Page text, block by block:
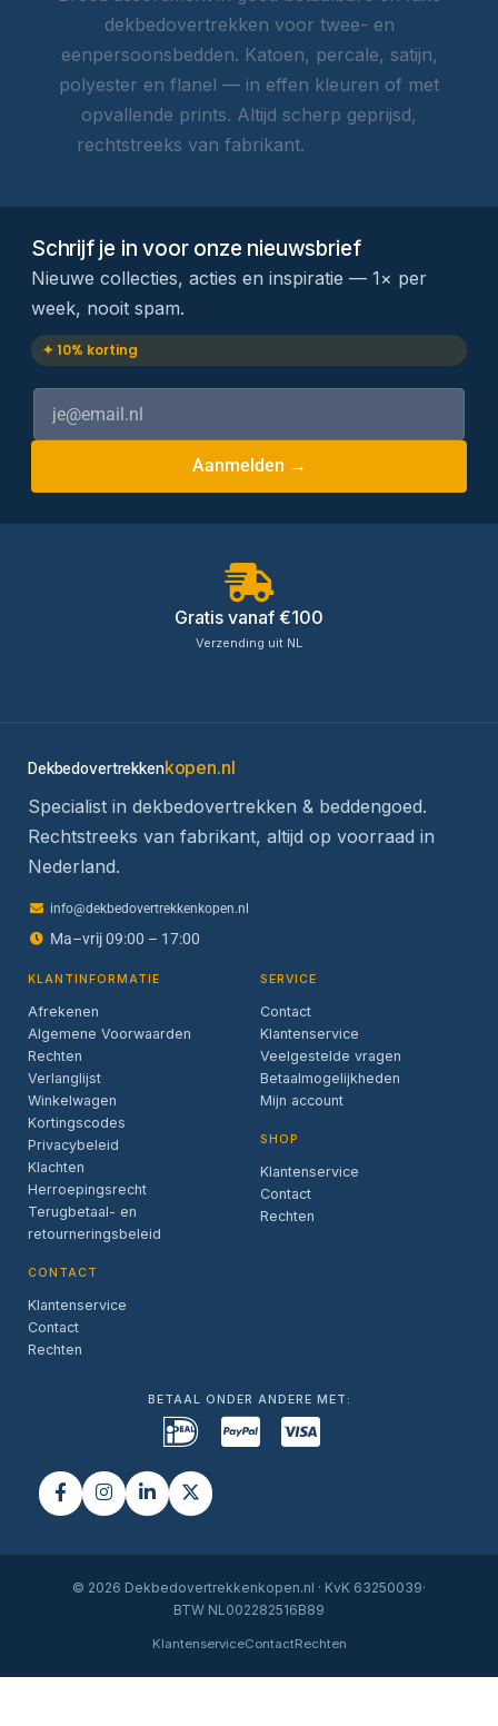
dekbedovertrekken voor twee- en
eenpersoonsbedden. Katoen, percale, satijn,
polyester en flanel — in effen kleuren of met
opvallende prints. Altijd scherp geprijsd,
rechtstreeks van fabrikant.
Schrijf je in voor onze nieuwsbrief
Nieuwe collecties, acties en inspiratie — 1× per
week, nooit spam.
✦ 10% korting
Aanmelden →
Gratis vanaf €100
Verzending uit NL
Dekbedovertrekkenkopen.nl
Specialist in dekbedovertrekken & beddengoed.
Rechtstreeks van fabrikant, altijd op voorraad in
Nederland.
info@dekbedovertrekkenkopen.nl
Ma–vrij 09:00 – 17:00
KLANTINFORMATIE
Afrekenen
Algemene Voorwaarden
Rechten
Verlanglijst
Winkelwagen
Kortingscodes
Privacybeleid
Klachten
Herroepingsrecht
Terugbetaal- en
retourneringsbeleid
CONTACT
Klantenservice
Contact
Rechten
SERVICE
Contact
Klantenservice
Veelgestelde vragen
Betaalmogelijkheden
Mijn account
SHOP
Klantenservice
Contact
Rechten
BETAAL ONDER ANDERE MET:
© 2026 Dekbedovertrekkenkopen.nl · KvK 63250039·
BTW NL002282516B89
KlantenserviceContactRechten